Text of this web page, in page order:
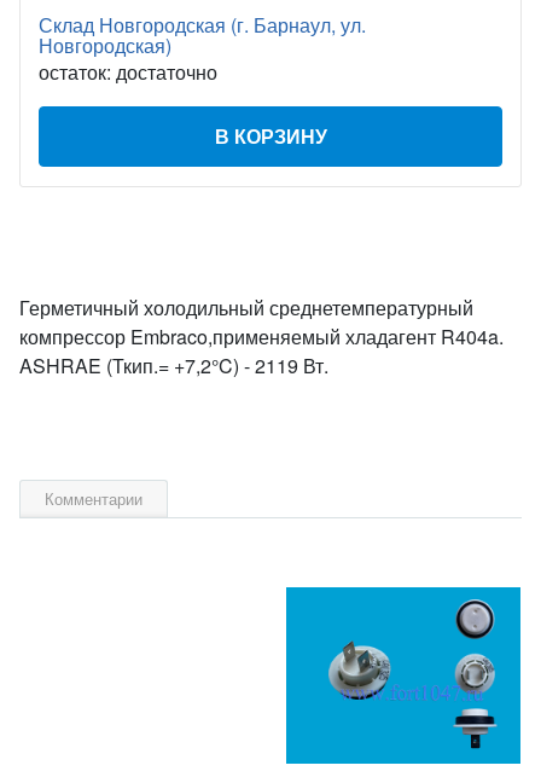
Склад Новгородская (г. Барнаул, ул.
Новгородская)
остаток: достаточно
В КОРЗИНУ
Герметичный холодильный среднетемпературный
компрессор Embraco,применяемый хладагент R404a.
ASHRAE (Ткип.= +7,2°C) - 2119 Вт.
Комментарии